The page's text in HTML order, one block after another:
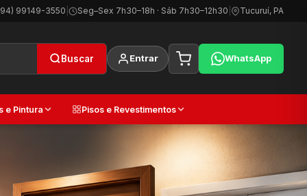
99149-3550 | Seg–Sex 7h30–18h · Sáb 7h30–12h30 Tucuruí, PA
Buscar Entrar WhatsApp
e Pintura Pisos e Revestimentos